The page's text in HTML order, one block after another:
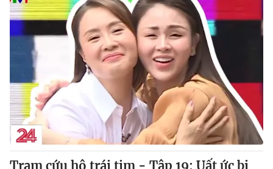
Trạm cứu hộ trái tim - Tập 19: Uất ức bị